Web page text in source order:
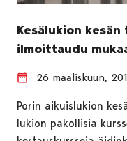
Kesälukion
ilmoittaudu
26 maaliskuun,
Porin aikuislukion
lukion pakollisia